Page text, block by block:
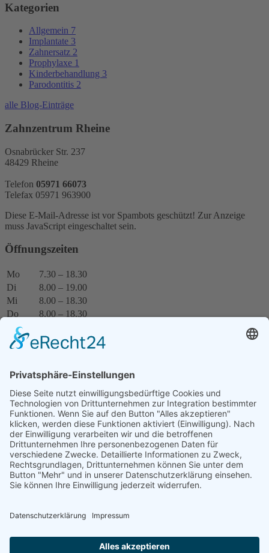
Kategorien
Allgemein 7
Implantate 3
Zahnersatz 2
Prophylaxe 1
Kinderbehandlung 3
Parodontitis 2
alle Blog-Einträge
Zahnzentrum Rheine
Osnabrücker Str. 237
48429 Rheine
Telefon 05971 66073
Telefax 05971 963900
Diese E-Mail-Adresse ist vor Spambots geschützt! Zur Anzeige
muss JavaScript eingeschaltet sein.
Öffnungszeiten
Mo
7.30 – 18.30
Di
8.00 – 19.00
Mi
8.00 – 18.30
Do
8.00 – 18.30
Weitere Termine nach Vereinbarung.
Termin online buchen
Wer hat Notdienst?
Unter der Telefonnummer01805 986700erreichen Sie den
Informationsdienst.
WaizmannTabelle
Die leistungsstärksten Zahnzusatzversicherungen vergleichen:
Jameda Zahnarzt Trame
Jameda Zahnärztin Weßels